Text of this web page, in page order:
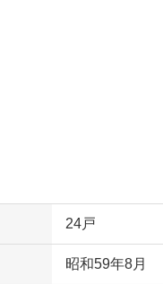
24戸
昭和59年8月